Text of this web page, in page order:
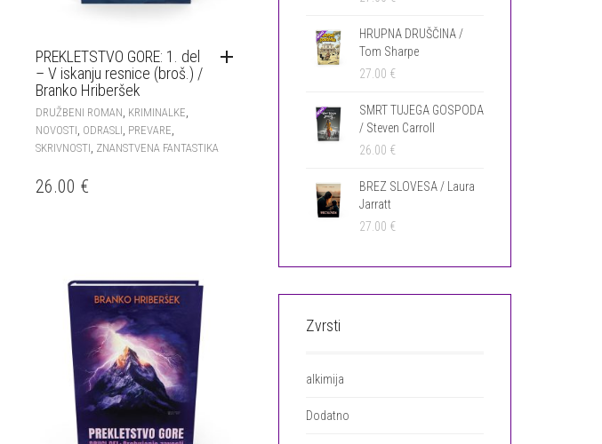
PREKLETSTVO GORE: 1. del
– V iskanju resnice (broš.) /
Branko Hriberšek
DRUŽBENI ROMAN, KRIMINALKE,
NOVOSTI, ODRASLI, PREVARE,
SKRIVNOSTI, ZNANSTVENA FANTASTIKA
26.00 €
HRUPNA DRUŠČINA /
Tom Sharpe
27.00 €
SMRT TUJEGA GOSPODA
/ Steven Carroll
26.00 €
BREZ SLOVESA / Laura
Jarratt
27.00 €
Zvrsti
alkimija
Dodatno